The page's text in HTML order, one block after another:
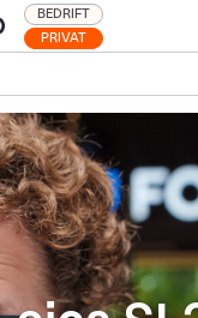
PRIVAT
BEDRIFT
FE